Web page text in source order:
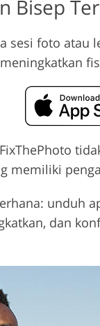
Bisep
sesi foto
memiliki
unduh
dan